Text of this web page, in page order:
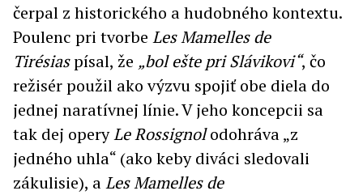
čerpal z historického a hudobného kontextu.
Poulenc pri tvorbe Les Mamelles de
Tirésiaspísal, že „bol ešte pri Slávikovi“, čo
režisér použil ako výzvu spojiť obe diela do
jednej naratívnej línie. V jeho koncepcii sa
tak dej operyLe Rossignolodohráva „z
jedného uhla“ (ako keby diváci sledovali
zákulisie), aLes Mamelles de